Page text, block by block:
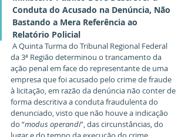
Conduta do Acusado na Denúncia, Não
Bastando a Mera Referência ao
Relatório Policial
da 3ª Região determinou o trancamento da
ação penal em face do representante de uma
empresa que foi acusado pelo crime de fraude
à licitação, em razão da denúncia não conter de
forma descritiva a conduta fraudulenta do
denunciado, visto que não houve a indicação
do “modus operandi”, das circunstâncias, do